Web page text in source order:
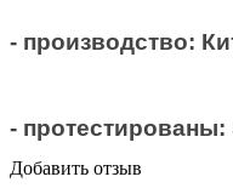
- производство:
- протестированы:
Добавить отзыв